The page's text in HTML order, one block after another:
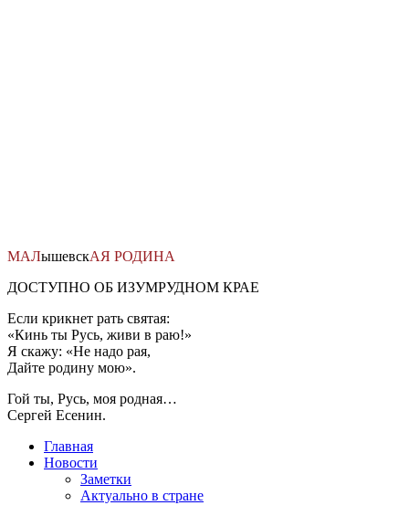
МАЛышевскАЯ РОДИНА
ДОСТУПНО ОБ ИЗУМРУДНОМ КРАЕ
Если крикнет рать святая:
«Кинь ты Русь, живи в раю!»
Я скажу: «Не надо рая,
Дайте родину мою».
Гой ты, Русь, моя родная…
Сергей Есенин.
Главная
Новости
Заметки
Актуально в стране